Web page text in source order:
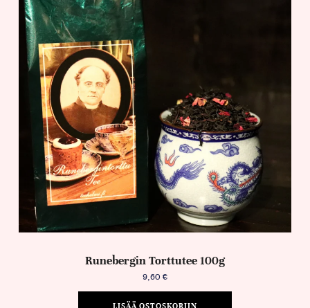
Runebergin Torttutee 100g
9,60 €
LISÄÄ OSTOSKORIIN